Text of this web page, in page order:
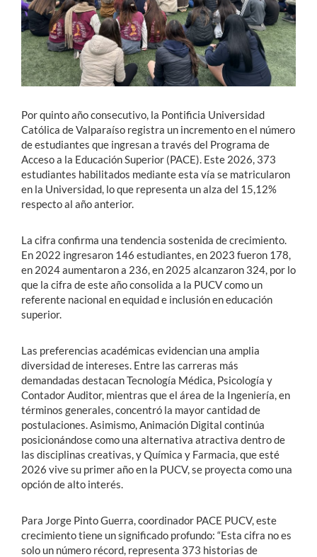
Funcionarios
Alumni
Por quinto año consecutivo, la Pontificia Universidad
Católica de Valparaíso registra un incremento en el número
de estudiantes que ingresan a través del Programa de
Acceso a la Educación Superior (PACE). Este 2026, 373
estudiantes habilitados mediante esta vía se matricularon
en la Universidad, lo que representa un alza del 15,12%
respecto al año anterior.
La cifra confirma una tendencia sostenida de crecimiento.
En 2022 ingresaron 146 estudiantes, en 2023 fueron 178,
en 2024 aumentaron a 236, en 2025 alcanzaron 324, por lo
que la cifra de este año consolida a la PUCV como un
referente nacional en equidad e inclusión en educación
superior.
Las preferencias académicas evidencian una amplia
diversidad de intereses. Entre las carreras más
demandadas destacan Tecnología Médica, Psicología y
Contador Auditor, mientras que el área de la Ingeniería, en
términos generales, concentró la mayor cantidad de
postulaciones. Asimismo, Animación Digital continúa
posicionándose como una alternativa atractiva dentro de
las disciplinas creativas, y Química y Farmacia, que esté
2026 vive su primer año en la PUCV, se proyecta como una
opción de alto interés.
Para Jorge Pinto Guerra, coordinador PACE PUCV, este
crecimiento tiene un significado profundo: “Esta cifra no es
solo un número récord, representa 373 historias de